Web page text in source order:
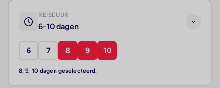
REISDUUR
6-10 dagen
6 7 8 9 10
8, 9, 10 dagen geselecteerd.